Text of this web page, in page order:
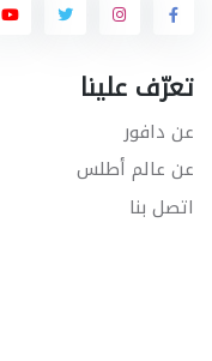
تعرّف علينا
عن دافور
عن عالم أطلس
اتصل بنا